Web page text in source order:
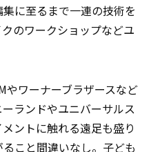
集に至るまで一連の技術を
のワークショップなどユ
やワーナーブラザースなど
ランドやユニバーサルス
ントに触れる遠足も盛り
こと間違いなし。子ども